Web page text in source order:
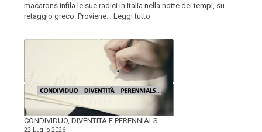
macarons infila le sue radici in Italia nella notte dei tempi, su
retaggio greco. Proviene… Leggi tutto
CONDIVIDUO, DIVENTITÀ E PERENNIALS
22 Luglio 2026